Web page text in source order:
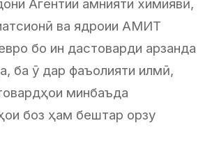
Агентии амнияти химиявӣ,
ва ядроии АМИТ
бо ин дастоварди арзанда
ба ӯ дар фаъолияти илмӣ,
минбаъда
боз ҳам бештар орзу